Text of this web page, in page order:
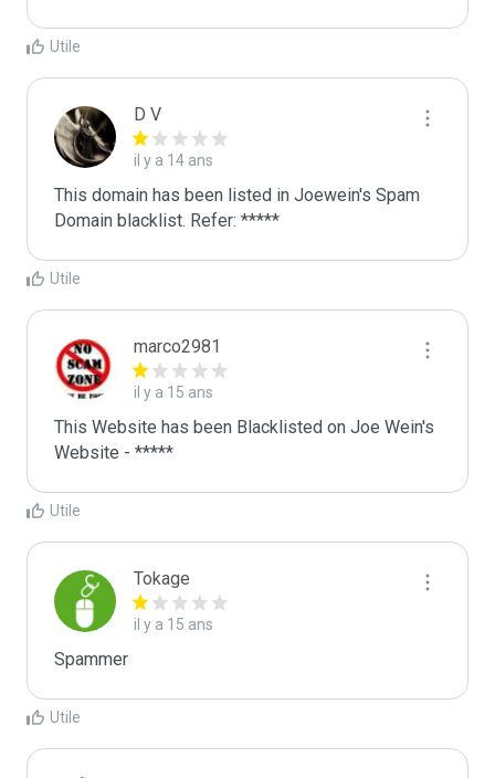
Utile
D V
il y a 14 ans
This domain has been listed in Joewein's Spam
Domain blacklist. Refer: *****
Utile
marco2981
il y a 15 ans
This Website has been Blacklisted on Joe Wein's
Website - *****
Utile
Tokage
il y a 15 ans
Spammer
Utile